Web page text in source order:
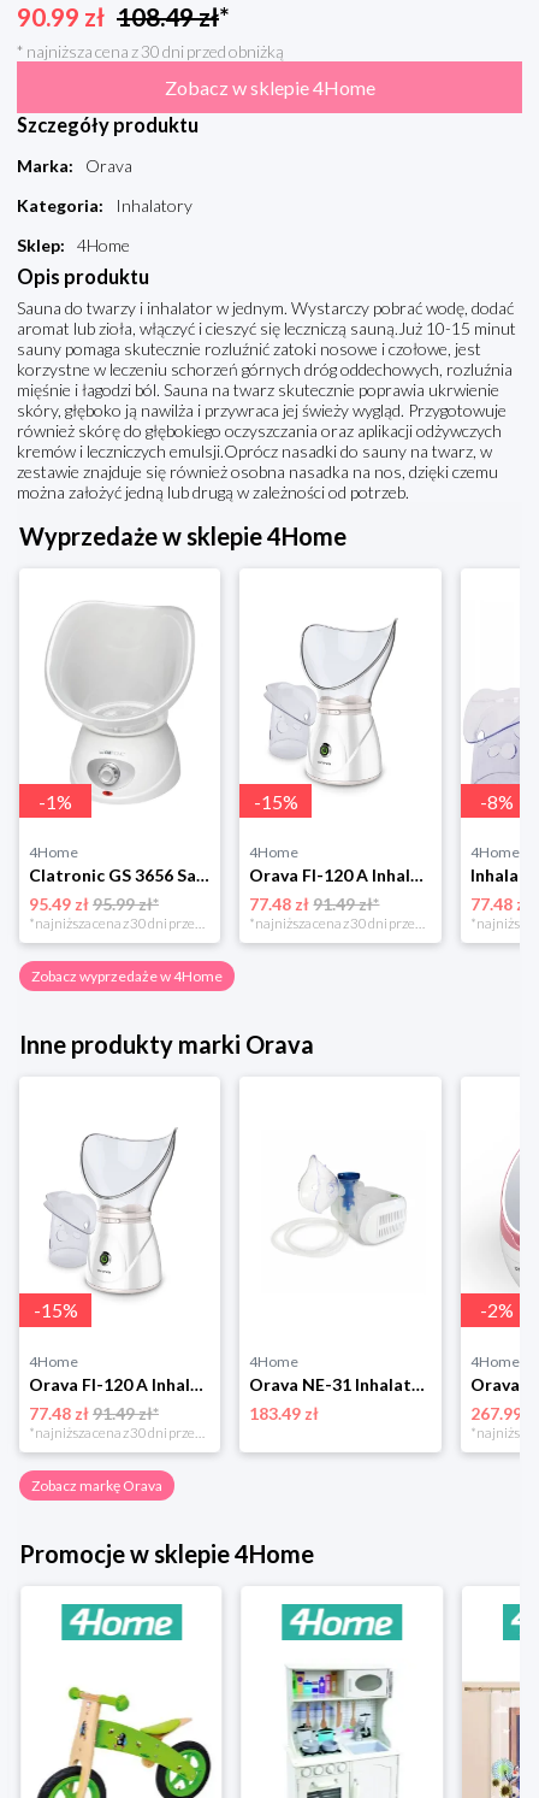
90.99 zł 108.49zł*
* najniższa cena z 30 dni przed obniżką
Zobacz w sklepie 4Home
Szczegóły produktu
Marka:
Orava
Kategoria:
Inhalatory
Sklep: 4Home
Opis produktu
Sauna do twarzy i inhalator w jednym. Wystarczy pobrać wodę, dodać
aromat lub zioła, włączyć i cieszyć się leczniczą sauną.Już 10-15 minut
sauny pomaga skutecznie rozluźnić zatoki nosowe i czołowe, jest
korzystne w leczeniu schorzeń górnych dróg oddechowych, rozluźnia
mięśnie i łagodzi ból. Sauna na twarz skutecznie poprawia ukrwienie
skóry, głęboko ją nawilża i przywraca jej świeży wygląd. Przygotowuje
również skórę do głębokiego oczyszczania oraz aplikacji odżywczych
kremów i leczniczych emulsji.Oprócz nasadki do sauny na twarz, w
zestawie znajduje się również osobna nasadka na nos, dzięki czemu
można założyć jedną lub drugą w zależności od potrzeb.
Wyprzedaże w sklepie 4Home
-1%
4Home
Clatronic GS 3656 Sauna do twarzy
95.49 zł95.99 zł*
*najniższa cena z 30 dni przed obniżką
-15%
4Home
Orava FI-120 A Inhalator i sauna do twarzy
77.48 zł 91.49 zł*
*najniższa cena z 30 dni przed obniżką
-8%
4Home
77.48 zł
Zobacz wyprzedaże w 4Home
Inne produkty marki Orava
-15%
4Home
Orava FI-120 A Inhalator i sauna do twarzy
77.48 zł91.49 zł*
4Home
Orava NE-31 Inhalator kompresorowy
183.49 zł
-2%
4Home
267.99 zł
Zobacz markę Orava
Promocje w sklepie 4Home